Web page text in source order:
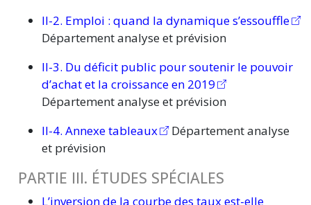
II-2. Emploi : quand la dynamique s’essouffle
Département analyse et prévision
II-3. Du déficit public pour soutenir le pouvoir
d’achat et la croissance en 2019
Département analyse et prévision
II-4. Annexe tableaux
Département analyse
et prévision
PARTIE III. ÉTUDES SPÉCIALES
L’inversion de la courbe des taux est-elle